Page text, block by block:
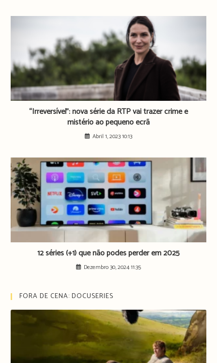
“Irreversível”: nova série da RTP vai trazer crime e
mistério ao pequeno ecrã
Abril 1, 2023 10:13
12 séries (+1) que não podes perder em 2025
Dezembro 30, 2024 11:35
FORA DE CENA: DOCUSERIES